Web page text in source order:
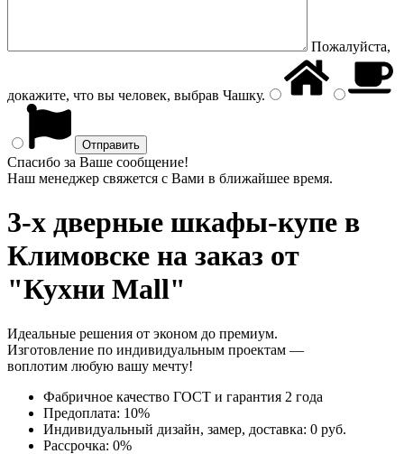
Пожалуйста,
докажите, что вы человек, выбрав Чашку.
Спасибо за Ваше сообщение!
Наш менеджер свяжется с Вами в ближайшее время.
3-х дверные шкафы-купе в
Климовске на заказ от
"Кухни Mall"
Идеальные решения от эконом до премиум.
Изготовление по индивидуальным проектам —
воплотим любую вашу мечту!
Фабричное качество ГОСТ и гарантия 2 года
Предоплата: 10%
Индивидуальный дизайн, замер, доставка: 0 руб.
Рассрочка: 0%